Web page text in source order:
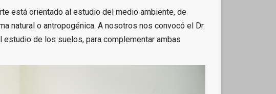
está orientado al estudio del medio ambiente, de
natural o antropogénica. A nosotros nos convocó el Dr.
de los suelos, para complementar ambas